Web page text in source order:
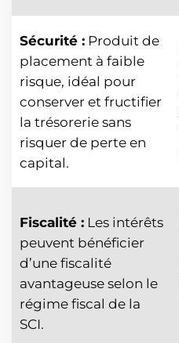
Sécurité : Produit de
placement à faible
risque, idéal pour
conserver et fructifier
la trésorerie sans
risquer de perte en
capital.
Fiscalité : Les intérêts
peuvent bénéficier
d’une fiscalité
avantageuse selon le
régime fiscal de la
SCI.